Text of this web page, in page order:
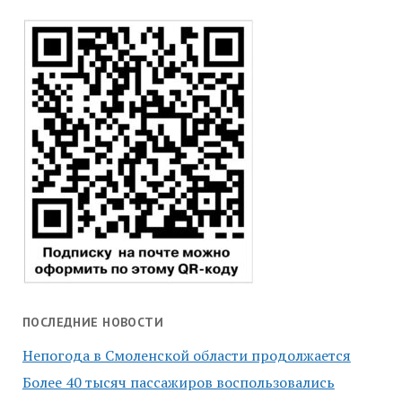
ПОСЛЕДНИЕ НОВОСТИ
Непогода в Смоленской области продолжается
Более 40 тысяч пассажиров воспользовались